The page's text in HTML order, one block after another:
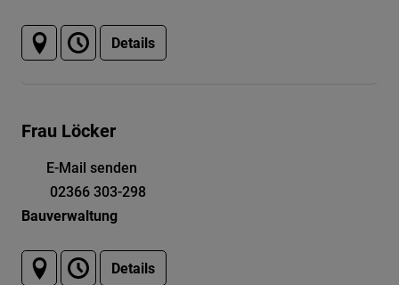
Details
Frau Löcker
E-Mail senden
02366 303-298
Bauverwaltung
Details